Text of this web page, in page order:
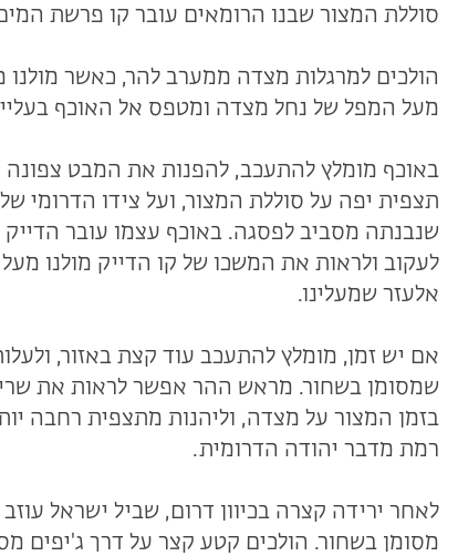
סוללת המצור שבנו הרומאים עובר קו פרשת המים
הולכים למרגלות מצדה ממערב להר, כאשר
מעל המפל של נחל מצדה ומטפס אל האוכף
באוכף מומלץ להתעכב, להפנות את המבט צפונה
תצפית יפה על סוללת המצור, ועל צידו הדרומי
שנבנתה מסביב לפסגה. באוכף עצמו עובר
לעקוב ולראות את המשכו של קו הדייק מולנו
אלעזר שמעלינו.
אם יש זמן, מומלץ להתעכב עוד קצת באזור,
שמסומן בשחור. מראש ההר אפשר לראות את
בזמן המצור על מצדה, וליהנות מתצפית רחבה
רמת מדבר יהודה הדרומית.
לאחר ירידה קצרה בכיוון דרום, שביל ישראל
מסומן בשחור. הולכים קטע קצר על דרך ג'יפים